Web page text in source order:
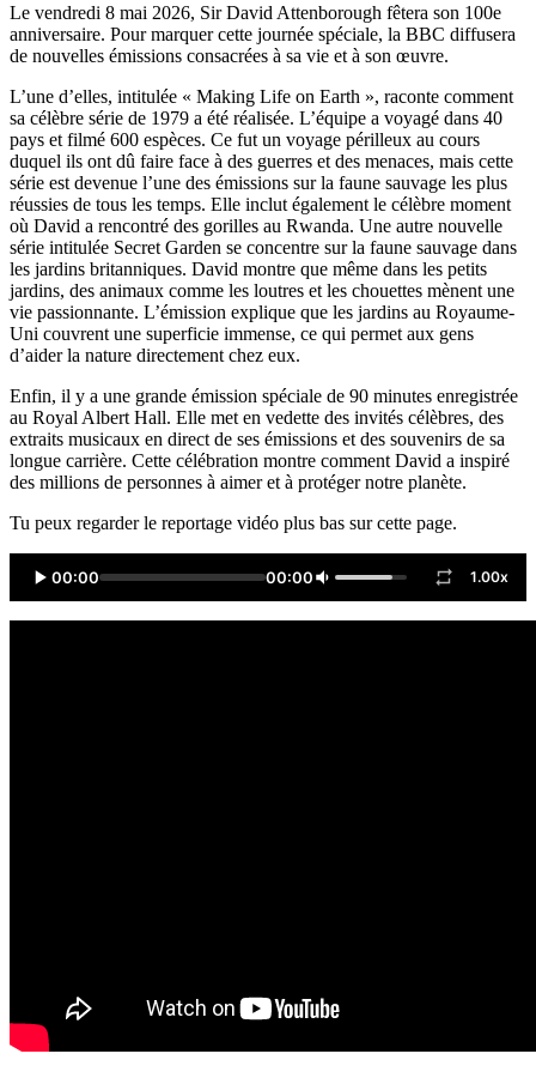
Le vendredi 8 mai 2026, Sir David Attenborough fêtera son 100e
anniversaire. Pour marquer cette journée spéciale, la BBC diffusera
de nouvelles émissions consacrées à sa vie et à son œuvre.
L’une d’elles, intitulée « Making Life on Earth », raconte comment
sa célèbre série de 1979 a été réalisée. L’équipe a voyagé dans 40
pays et filmé 600 espèces. Ce fut un voyage périlleux au cours
duquel ils ont dû faire face à des guerres et des menaces, mais cette
série est devenue l’une des émissions sur la faune sauvage les plus
réussies de tous les temps. Elle inclut également le célèbre moment
où David a rencontré des gorilles au Rwanda. Une autre nouvelle
série intitulée Secret Garden se concentre sur la faune sauvage dans
les jardins britanniques. David montre que même dans les petits
jardins, des animaux comme les loutres et les chouettes mènent une
vie passionnante. L’émission explique que les jardins au Royaume-
Uni couvrent une superficie immense, ce qui permet aux gens
d’aider la nature directement chez eux.
Enfin, il y a une grande émission spéciale de 90 minutes enregistrée
au Royal Albert Hall. Elle met en vedette des invités célèbres, des
extraits musicaux en direct de ses émissions et des souvenirs de sa
longue carrière. Cette célébration montre comment David a inspiré
des millions de personnes à aimer et à protéger notre planète.
Tu peux regarder le reportage vidéo plus bas sur cette page.
00:00 00:00 1.00x